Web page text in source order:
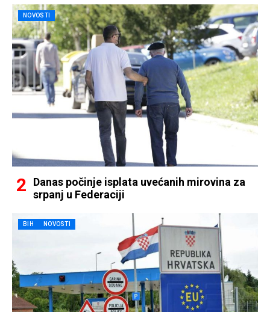
NOVOSTI
Danas počinje isplata uvećanih mirovina za
srpanj u Federaciji
BIH NOVOSTI